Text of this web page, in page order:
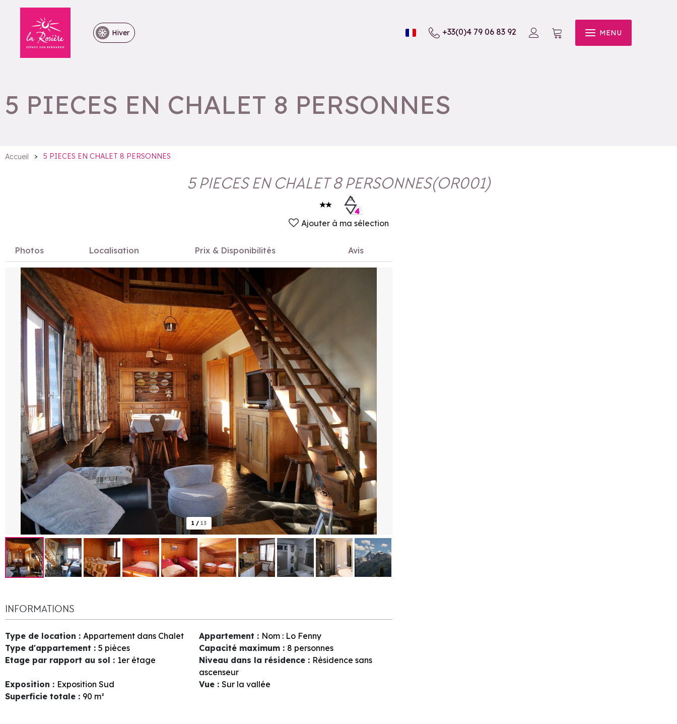
Hiver +33(0)4 79 06 83 92 MENU
5 PIECES EN CHALET 8 PERSONNES
Accueil > 5 PIECES EN CHALET 8 PERSONNES
5 PIECES EN CHALET 8 PERSONNES(OR001)
Ajouter à ma sélection
Photos Localisation Prix & Disponibilités Avis
1 / 13
INFORMATIONS
Type de location : Appartement dans Chalet Appartement : Nom : Lo Fenny
Type d'appartement : 5 pièces Capacité maximum : 8 personnes
Etage par rapport au sol : 1er étage Niveau dans la résidence : Résidence sans
ascenseur
Exposition : Exposition Sud Vue : Sur la vallée
Superficie totale : 90 m²